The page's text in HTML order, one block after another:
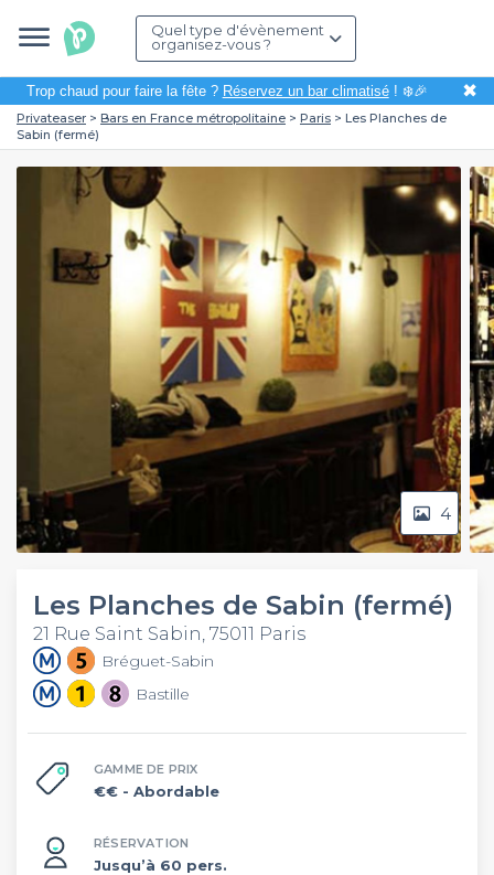
Quel type d'évènement
organisez-vous ?
Trop chaud pour faire la fête ? Réservez un bar climatisé! ❄️🎉 ✖
Privateaser Bars en France métropolitaine Paris
Les Planches de
Sabin (fermé)
4
Les Planches de Sabin (fermé)
21 Rue Saint Sabin, 75011 Paris
Bréguet-Sabin
Bastille
GAMME DE PRIX
€€ - Abordable
RÉSERVATION
Jusqu’à 60 pers.